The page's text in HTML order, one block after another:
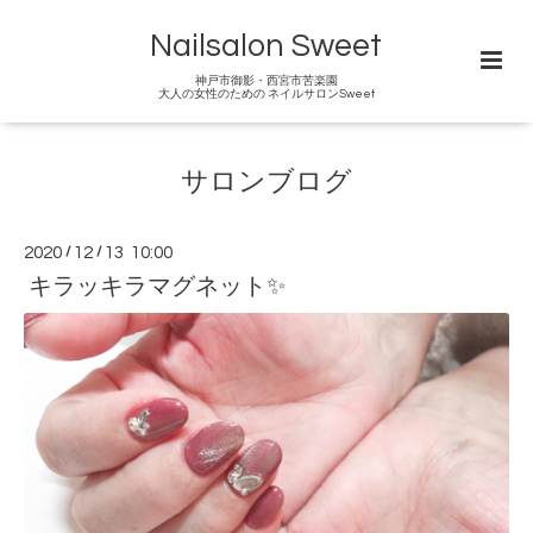
Nailsalon Sweet
神戸市御影・西宮市苦楽園
大人の女性のための ネイルサロンSweet
サロンブログ
2020 / 12 / 13 10:00
キラッキラマグネット✨